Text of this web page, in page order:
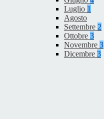
Luglio 1
Agosto
Settembre 2
Ottobre 3
Novembre 3
Dicembre 3